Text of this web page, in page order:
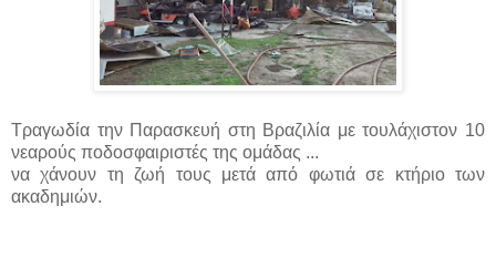
Τραγωδία την Παρασκευή στη Βραζιλία με τουλάχιστον 10
νεαρούς ποδοσφαιριστές της ομάδας ...
να χάνουν τη ζωή τους μετά από φωτιά σε κτήριο των
ακαδημιών.